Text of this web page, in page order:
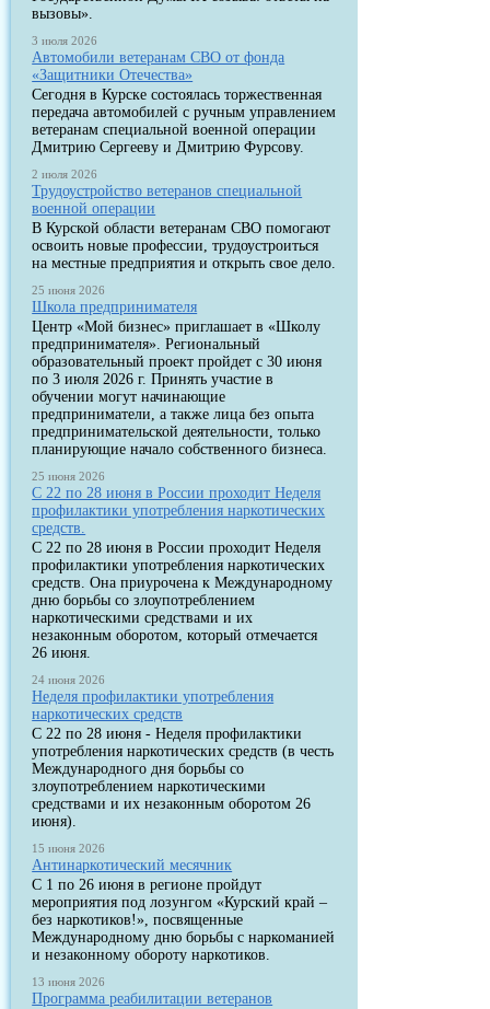
вызовы».
3 июля 2026
Автомобили ветеранам СВО от фонда
«Защитники Отечества»
Сегодня в Курске состоялась торжественная
передача автомобилей с ручным управлением
ветеранам специальной военной операции
Дмитрию Сергееву и Дмитрию Фурсову.
2 июля 2026
Трудоустройство ветеранов специальной
военной операции
В Курской области ветеранам СВО помогают
освоить новые профессии, трудоустроиться
на местные предприятия и открыть свое дело.
25 июня 2026
Школа предпринимателя
Центр «Мой бизнес» приглашает в «Школу
предпринимателя». Региональный
образовательный проект пройдет с 30 июня
по 3 июля 2026 г. Принять участие в
обучении могут начинающие
предприниматели, а также лица без опыта
предпринимательской деятельности, только
планирующие начало собственного бизнеса.
25 июня 2026
С 22 по 28 июня в России проходит Неделя
профилактики употребления наркотических
средств.
С 22 по 28 июня в России проходит Неделя
профилактики употребления наркотических
средств. Она приурочена к Международному
дню борьбы со злоупотреблением
наркотическими средствами и их
незаконным оборотом, который отмечается
26 июня.
24 июня 2026
Неделя профилактики употребления
наркотических средств
С 22 по 28 июня - Неделя профилактики
употребления наркотических средств (в честь
Международного дня борьбы со
злоупотреблением наркотическими
средствами и их незаконным оборотом 26
июня).
15 июня 2026
Антинаркотический месячник
С 1 по 26 июня в регионе пройдут
мероприятия под лозунгом «Курский край –
без наркотиков!», посвященные
Международному дню борьбы с наркоманией
и незаконному обороту наркотиков.
13 июня 2026
Программа реабилитации ветеранов